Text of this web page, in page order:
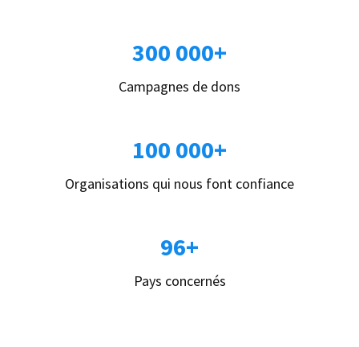
300 000+
Campagnes de dons
100 000+
Organisations qui nous font confiance
96+
Pays concernés